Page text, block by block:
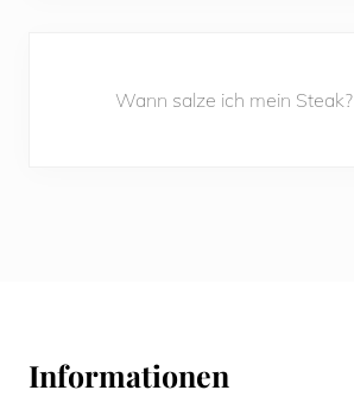
t
Wann salze ich mein Steak?
Informationen